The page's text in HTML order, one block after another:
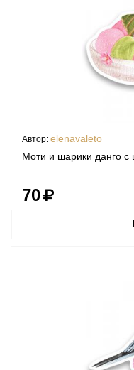
Автор: elenavaleto
Моти и шарики данго c
70